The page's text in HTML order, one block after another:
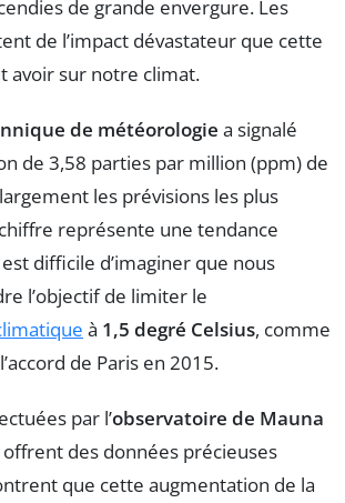
de grande envergure. Les
de l’impact dévastateur que cette
avoir sur notre climat.
de météorologie a signalé
de 3,58 parties par million (ppm) de
les prévisions les plus
représente une tendance
difficile d’imaginer que nous
l’objectif de limiter le
à 1,5 degré Celsius, comme
de Paris en 2015.
par l’observatoire de Mauna
offrent des données précieuses
que cette augmentation de la